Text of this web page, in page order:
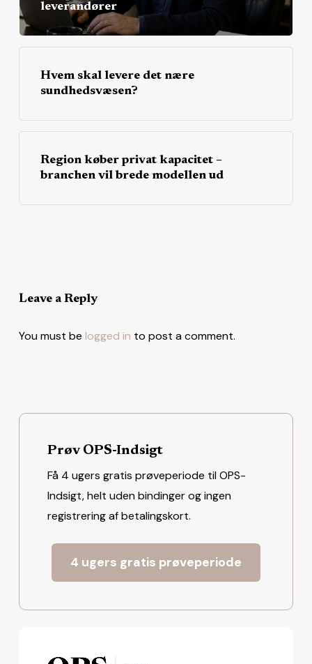
leverandører
Hvem skal levere det nære
sundhedsvæsen?
Region køber privat kapacitet –
branchen vil brede modellen ud
Leave a Reply
You must be logged in to post a comment.
Prøv OPS-Indsigt
Få 4 ugers gratis prøveperiode til OPS-
Indsigt, helt uden bindinger og ingen
registrering af betalingskort.
4 ugers gratis prøveperiode